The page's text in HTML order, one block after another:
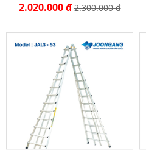
2.020.000 đ2.300.000 đ